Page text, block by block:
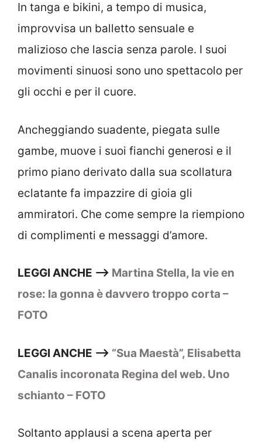
In tanga e bikini, a tempo di musica,
improvvisa un balletto sensuale e
malizioso che lascia senza parole. I suoi
movimenti sinuosi sono uno spettacolo per
gli occhi e per il cuore.
Ancheggiando suadente, piegata sulle
gambe, muove i suoi fianchi generosi e il
primo piano derivato dalla sua scollatura
eclatante fa impazzire di gioia gli
ammiratori. Che come sempre la riempiono
di complimenti e messaggi d’amore.
LEGGI ANCHE –> Martina Stella, la vie en
rose: la gonna è davvero troppo corta –
FOTO
LEGGI ANCHE –> “Sua Maestà”, Elisabetta
Canalis incoronata Regina del web. Uno
schianto – FOTO
Soltanto applausi a scena aperta per